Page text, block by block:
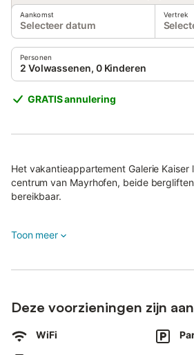
Aankomst
Selecteer datum
Vertrek
Personen
2 Volwassenen, 0 Kinderen
GRATIS annulering
Het vakantieappartement Galerie
centrum van Mayrhofen, beide
bereikbaar.
slaapbank voor 2 personen, een volledig
videogesprekken), een wasmachine,
streamingdiensten, kinderboeken en
Er is een privé-infraroodcabine
Toon meer
Deze voorzieningen zijn
WiFi